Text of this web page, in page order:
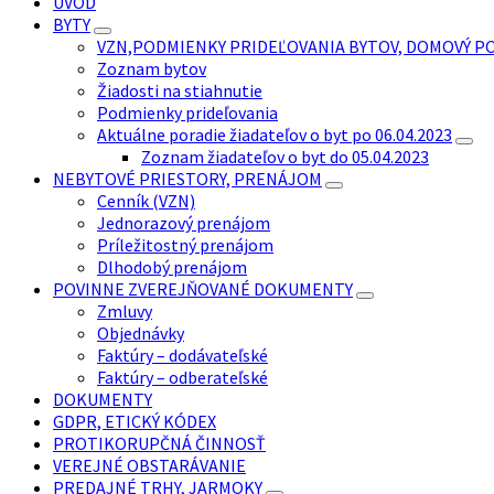
BYTY
VZN,PODMIENKY PRIDEĽOVANIA BYTOV, DOMOVÝ
Zoznam bytov
Žiadosti na stiahnutie
Podmienky prideľovania
Aktuálne poradie žiadateľov o byt po 06.04.2023
Zoznam žiadateľov o byt do 05.04.2023
NEBYTOVÉ PRIESTORY, PRENÁJOM
Cenník (VZN)
Jednorazový prenájom
Príležitostný prenájom
Dlhodobý prenájom
POVINNE ZVEREJŇOVANÉ DOKUMENTY
Zmluvy
Objednávky
Faktúry – dodávateľské
Faktúry – odberateľské
DOKUMENTY
GDPR, ETICKÝ KÓDEX
PROTIKORUPČNÁ ČINNOSŤ
VEREJNÉ OBSTARÁVANIE
PREDAJNÉ TRHY, JARMOKY